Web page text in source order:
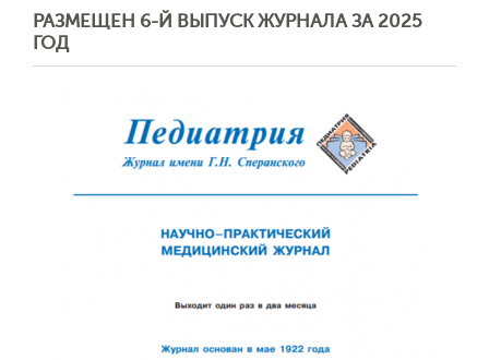
РАЗМЕЩЕН 6-Й ВЫПУСК ЖУРНАЛА ЗА 2025
ГОД